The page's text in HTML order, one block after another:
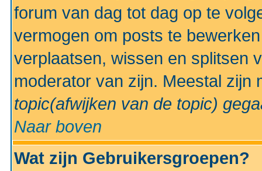
forum van dag tot dag op te
vermogen om posts te
verplaatsen, wissen en splitsen
moderator van zijn. Meestal
topic(afwijken van de topic)
Naar boven
Wat zijn Gebruikersgroepen?